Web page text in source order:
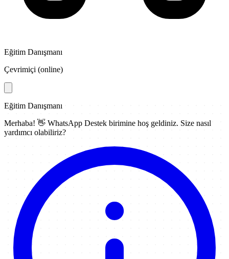
Eğitim Danışmanı
Çevrimiçi (online)
Eğitim Danışmanı
Merhaba! 👋 WhatsApp Destek birimine hoş geldiniz. Size nasıl
yardımcı olabiliriz?